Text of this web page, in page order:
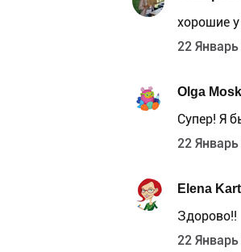
хорошие
22
Olga
Супер! Я
22 Январь
Elena
Здорово!!
22